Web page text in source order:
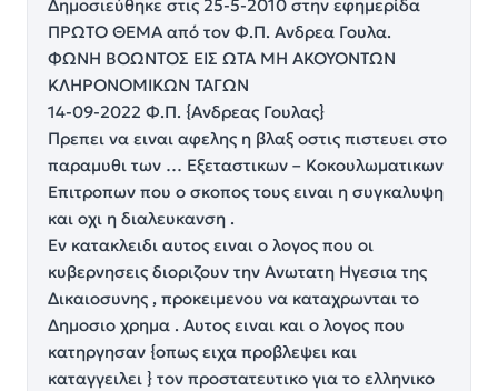
Δημοσιεύθηκε στις 25-5-2010 στην εφημερίδα
ΠΡΩΤΟ ΘΕΜΑ από τον Φ.Π. Ανδρεα Γουλα.
ΦΩΝΗ ΒΟΩΝΤΟΣ ΕΙΣ ΩΤΑ ΜΗ ΑΚΟΥΟΝΤΩΝ
ΚΛΗΡΟΝΟΜΙΚΩΝ ΤΑΓΩΝ
14-09-2022 Φ.Π. {Ανδρεας Γουλας}
Πρεπει να ειναι αφελης η βλαξ οστις πιστευει στο
παραμυθι των … Εξεταστικων – Κοκουλωματικων
Επιτροπων που ο σκοπος τους ειναι η συγκαλυψη
και οχι η διαλευκανση .
Εν κατακλειδι αυτος ειναι ο λογος που οι
κυβερνησεις διοριζουν την Ανωτατη Ηγεσια της
Δικαιοσυνης , προκειμενου να καταχρωνται το
Δημοσιο χρημα . Αυτος ειναι και ο λογος που
κατηργησαν {οπως ειχα προβλεψει και
καταγγειλει } τον προστατευτικο για το ελληνικο